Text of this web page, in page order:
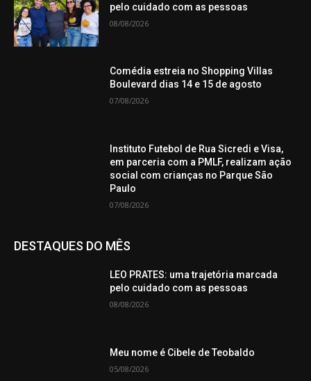
pelo cuidado com as pessoas
08/08/2026
Comédia estreia no Shopping Villas
Boulevard dias 14 e 15 de agosto
07/08/2026
Instituto Futebol de Rua Sicredi e Visa,
em parceria com a PMLF, realizam ação
social com crianças no Parque São
Paulo
07/08/2026
DESTAQUES DO MÊS
LEO PRATES: uma trajetória marcada
pelo cuidado com as pessoas
08/08/2026
Meu nome é Cibele de Teobaldo
05/08/2026